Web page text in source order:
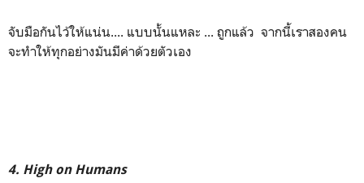
จับมือกันไว้ให้แน่น.... แบบนั้นแหละ ... ถูกแล้ว จากนี้เราสองคน
จะทำให้ทุกอย่างมันมีค่าด้วยตัวเอง
4. High on Humans